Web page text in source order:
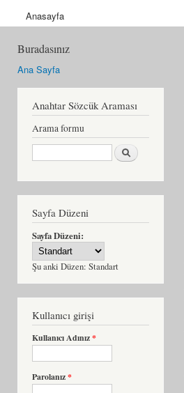
Anasayfa
Buradasınız
Ana Sayfa
Anahtar Sözcük Araması
Arama formu
Ara
Sayfa Düzeni
Sayfa Düzeni:
Şu anki Düzen: Standart
Kullanıcı girişi
Kullanıcı Adınız*
Parolanız*